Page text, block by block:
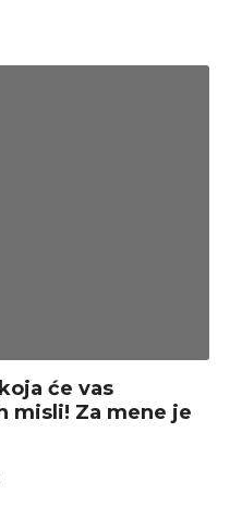
će vas
misli! Za mene je